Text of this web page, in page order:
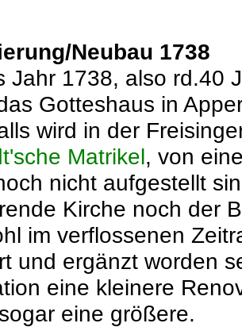
Neubau 1738
Jahr 1738, also rd.40
Gotteshaus in
wird in der
Matrikel, von
nicht aufgestellt
Kirche noch der
im verflossenen
und ergänzt worden
eine kleinere
eine größere.